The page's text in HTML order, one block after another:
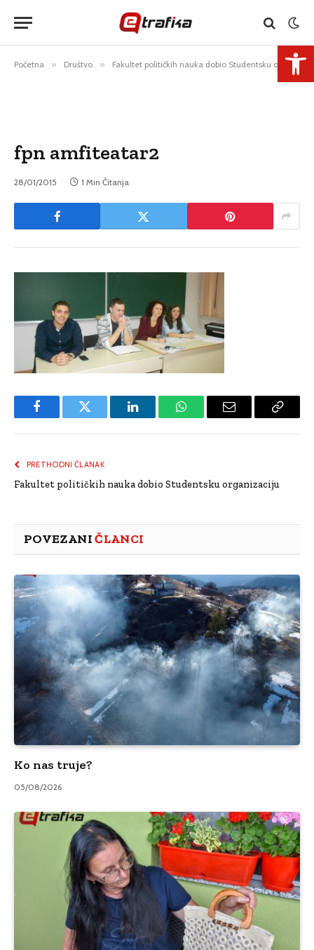
Početna » Društvo » Fakultet političkih nauka dobio Studentsku organizaciju
fpn amfiteatar2
28/01/2015 1 Min Čitanja
FacebookTwitter LinkedInWhatsAppEmail
Copy
PRETHODNI ČLANAK
Fakultet političkih nauka dobio Studentsku organizaciju
POVEZANIČLANCI
Ko nas truje?
05/08/2026